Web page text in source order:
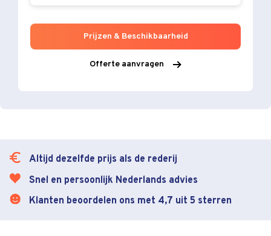
Prijzen & Beschikbaarheid
Offerte aanvragen
Altijd dezelfde prijs als de rederij
Snel en persoonlijk Nederlands advies
Klanten beoordelen ons met 4,7 uit 5 sterren